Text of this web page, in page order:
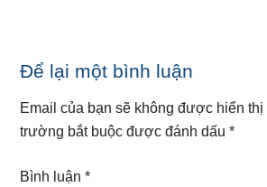
Reader
Interactions
Để lại một bình luận
Email của bạn sẽ không được hiển thị
trường bắt buộc được đánh dấu*
Bình luận*